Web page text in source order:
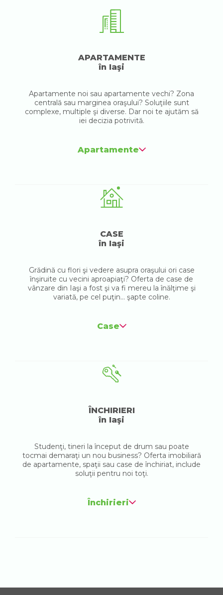
APARTAMENTE
în Iaşi
Apartamente noi sau apartamente vechi? Zona
centrală sau marginea oraşului? Soluţiile sunt
complexe, multiple şi diverse. Dar noi te ajutăm să
iei decizia potrivită.
Apartamente
CASE
în Iaşi
Grădină cu flori şi vedere asupra oraşului ori case
înşiruite cu vecini aproapiaţi? Oferta de case de
vânzare din Iaşi a fost şi va fi mereu la înălţime şi
variată, pe cel puţin... şapte coline.
Case
ÎNCHIRIERI
în Iaşi
Studenţi, tineri la început de drum sau poate
tocmai demaraţi un nou business? Oferta imobiliară
de apartamente, spaţii sau case de închiriat, include
soluţii pentru noi toţi.
Închirieri